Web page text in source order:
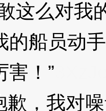
么对我
的船员动
害！”
，我对噪